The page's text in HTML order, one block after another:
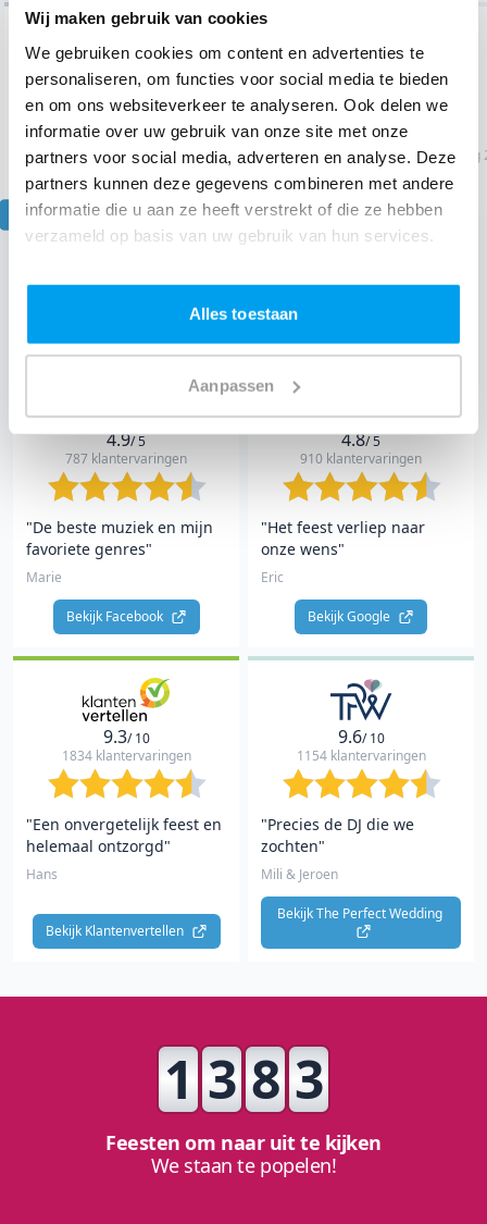
Wij maken gebruik van cookies
We gebruiken cookies om content en advertenties te
personaliseren, om functies voor social media te bieden
en om ons websiteverkeer te analyseren. Ook delen we
informatie over uw gebruik van onze site met onze
partners voor social media, adverteren en analyse. Deze
partners kunnen deze gegevens combineren met andere
informatie die u aan ze heeft verstrekt of die ze hebben
verzameld op basis van uw gebruik van hun services.
Alles toestaan
Aanpassen
"Al met al prima. De..."
Petra|Jarige
2 aug 2026
Verjaardag Velserbroek 1 aug
Item
4.9/ 5
787 klantervaringen
"De beste muziek en mijn
favoriete genres"
Marie
Bekijk Facebook
4.8/ 5
910 klantervaringen
"Het feest verliep naar
onze wens"
Eric
Bekijk Google
9.3/ 10
1834 klantervaringen
"Een onvergetelijk feest en
helemaal ontzorgd"
Hans
Bekijk Klantenvertellen
9.6/ 10
1154 klantervaringen
"Precies de DJ die we
zochten"
Mili & Jeroen
Bekijk The Perfect Wedding
1 3 8 3
Feesten om naar uit te kijken
We staan te popelen!